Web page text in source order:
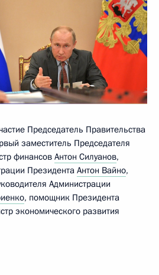
Председатель Правительства
заместитель Председателя
финансов Антон Силуанов,
Президента Антон Вайно,
Администрации
, помощник Президента
экономического развития